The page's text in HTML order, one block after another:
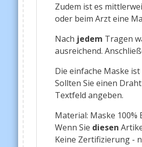
Zudem ist es
oder beim Arzt eine
Nach jedem Tragen
ausreichend.
Die einfache Maske
Sollten Sie einen
Textfeld angeben.
Material: Maske 100%
Wenn Sie diesen
Keine Zertifizierung -